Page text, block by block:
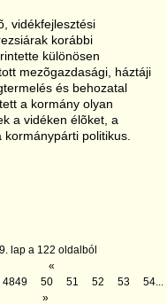
vidékfejlesztési
korábbi
különösen
mezõgazdasági, háztáji
és behozatal
a kormány olyan
a vidéken élõket, a
politikus.
lap a 122 oldalból
«
4849 50 51 52 53 54...
»